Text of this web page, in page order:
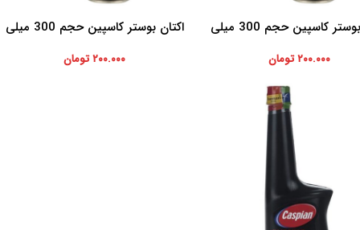
سبد خرید
اکتان بوستر کاسپین حجم 300 میلی
۲۰۰.۰۰۰تومان
افزودن به سبد خرید
اکتان بوستر کاسپین حجم 300 میلی
۲۰۰.۰۰۰تومان